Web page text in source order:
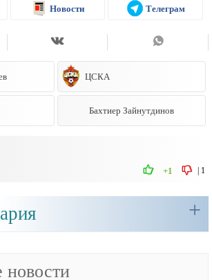
Новости Телеграм
ЦСКА
Бахтиер Зайнутдинов
1
+1
+